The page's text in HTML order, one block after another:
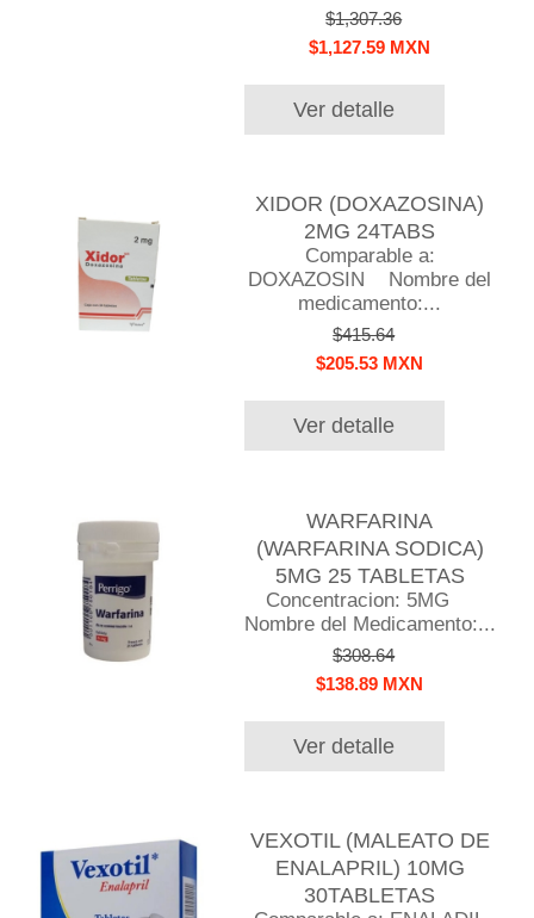
$1,307.36
$1,127.59 MXN
Ver detalle
XIDOR (DOXAZOSINA)
2MG 24TABS
Comparable a:
DOXAZOSIN Nombre del
medicamento:...
$415.64
$205.53 MXN
Ver detalle
WARFARINA
(WARFARINA SODICA)
5MG 25 TABLETAS
Concentracion: 5MG
Nombre del Medicamento:...
$308.64
$138.89 MXN
Ver detalle
VEXOTIL (MALEATO DE
ENALAPRIL) 10MG
30TABLETAS